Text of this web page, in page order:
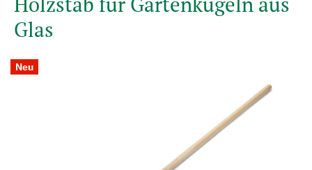
Glas
Neu